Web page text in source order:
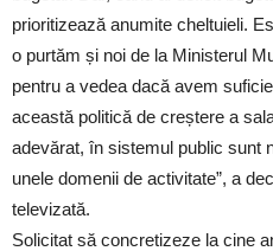
prioritizează anumite cheltuieli.
o purtăm și noi de la Ministerul
pentru a vedea dacă avem
această politică de creștere a
adevărat, în sistemul public sunt
unele domenii de activitate”, a
televizată.
Solicitat să concretizeze la cine